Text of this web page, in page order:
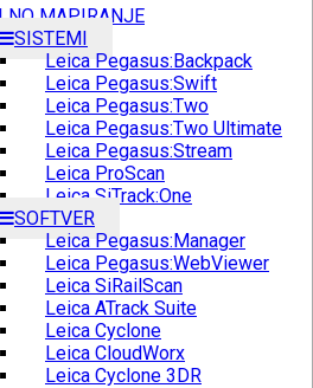
MAPIRANJE
SISTEMI
Leica Pegasus:Backpack
Leica Pegasus:Swift
Leica Pegasus:Two
Leica Pegasus:Two Ultimate
Leica Pegasus:Stream
Leica ProScan
Leica SiTrack:One
SOFTVER
Leica Pegasus:Manager
Leica Pegasus:WebViewer
Leica SiRailScan
Leica ATrack Suite
Leica Cyclone
Leica CloudWorx
Leica Cyclone 3DR